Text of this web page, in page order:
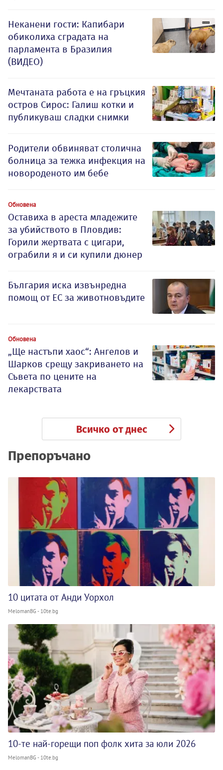
Неканени гости: Капибари
обиколиха сградата на
парламента в Бразилия
(ВИДЕО)
Мечтаната работа е на гръцкия
остров Сирос: Галиш котки и
публикуваш сладки снимки
Родители обвиняват столична
болница за тежка инфекция на
новороденото им бебе
Обновена
Оставиха в ареста младежите
за убийството в Пловдив:
Горили жертвата с цигари,
ограбили я и си купили дюнер
България иска извънредна
помощ от ЕС за животновъдите
Обновена
„Ще настъпи хаос“: Ангелов и
Шарков срещу закриването на
Съвета по цените на
лекарствата
Всичко от днес
Препоръчано
10 цитата от Анди Уорхол
MelomanBG - 10te.bg
10-те най-горещи поп фолк хита за юли 2026
MelomanBG - 10te.bg